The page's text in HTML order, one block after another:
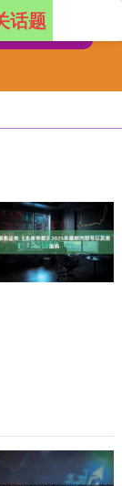
话题